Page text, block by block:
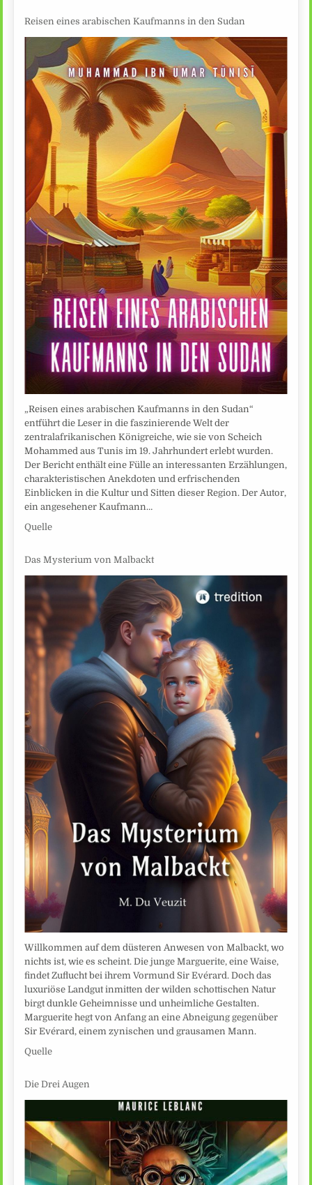
Reisen eines arabischen Kaufmanns in den Sudan
„Reisen eines arabischen Kaufmanns in den Sudan“
entführt die Leser in die faszinierende Welt der
zentralafrikanischen Königreiche, wie sie von Scheich
Mohammed aus Tunis im 19. Jahrhundert erlebt wurden.
Der Bericht enthält eine Fülle an interessanten Erzählungen,
charakteristischen Anekdoten und erfrischenden
Einblicken in die Kultur und Sitten dieser Region. Der Autor,
ein angesehener Kaufmann…
Quelle
Das Mysterium von Malbackt
Willkommen auf dem düsteren Anwesen von Malbackt, wo
nichts ist, wie es scheint. Die junge Marguerite, eine Waise,
findet Zuflucht bei ihrem Vormund Sir Evérard. Doch das
luxuriöse Landgut inmitten der wilden schottischen Natur
birgt dunkle Geheimnisse und unheimliche Gestalten.
Marguerite hegt von Anfang an eine Abneigung gegenüber
Sir Evérard, einem zynischen und grausamen Mann.
Quelle
Die Drei Augen